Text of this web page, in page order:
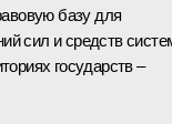
базу для
сил и средств
государств –